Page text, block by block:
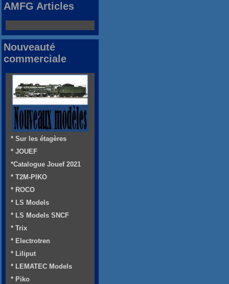
AMFG Articles
Nouveauté
commerciale
* Sur les étagères
* JOUEF
*Catalogue Jouef 2021
* T2M-PIKO
* ROCO
* LS Models
* LS Models SNCF
* Trix
* Electrotren
* Liliput
* LEMATEC Models
* Piko